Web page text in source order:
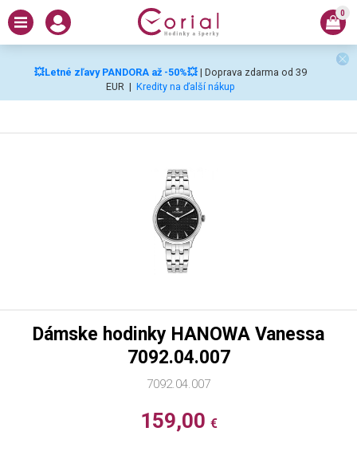
💥Letné zľavy PANDORA až -50%💥 | Doprava zdarma od 39
EUR | Kredity na ďalší nákup
0
7092.04.007
Dámske hodinky HANOWA Vanessa
7092.04.007
159,00 €